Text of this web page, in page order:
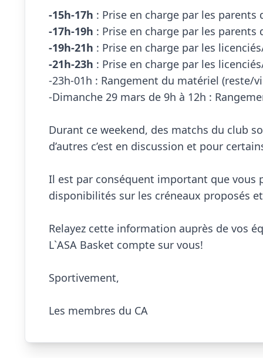
-15h-17h : Prise en charge par les parents
-17h-19h : Prise en charge par les parents
-19h-21h : Prise en charge par les
-21h-23h : Prise en charge par les
-23h-01h : Rangement du matériel (reste/
-Dimanche 29 mars de 9h à 12h :
Durant ce weekend, des matchs du club
d’autres c’est en discussion et pour
Il est par conséquent important que vous
disponibilités sur les créneaux proposés
Relayez cette information auprès de vos
L`ASA Basket compte sur vous!
Sportivement,
Les membres du CA